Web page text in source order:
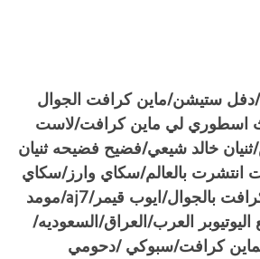
سبوكي/دفل ستيشن/ماين كرافت الجوال
اسطوري لي ماين كرافت/لاست
خالد شيعي/فضيح فضيحه ثنيان
كذبات انتشرت بالعالم/سكاي وارز/سكاي
وارز الجولل/كيوب كرافت بالجوال/ايوب قيمر/aj7/مومد
العرب/العراق/السعوديه/
كرافت/سبوكي /دحومي